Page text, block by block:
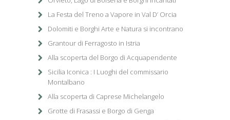
La Festa del Treno a Vapore in Val D’ Orcia
Dolomiti e Borghi Arte e Natura si incontrano
Grantour di Ferragosto in Istria
Alla scoperta del Borgo di Acquapendente
Sicilia Iconica : I Luoghi del commissario
Montalbano
Alla scoperta di Caprese Michelangelo
Grotte di Frasassi e Borgo di Genga